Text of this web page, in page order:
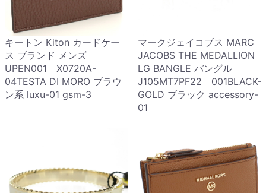
キートン Kiton カードケー
ス ブランド メンズ
UPEN001 X0720A-
04TESTA DI MORO ブラウ
ン系 luxu-01 gsm-3
マークジェイコブス MARC
JACOBS THE MEDALLION
LG BANGLE バングル
J105MT7PF22 001BLACK-
GOLD ブラック accessory-
01